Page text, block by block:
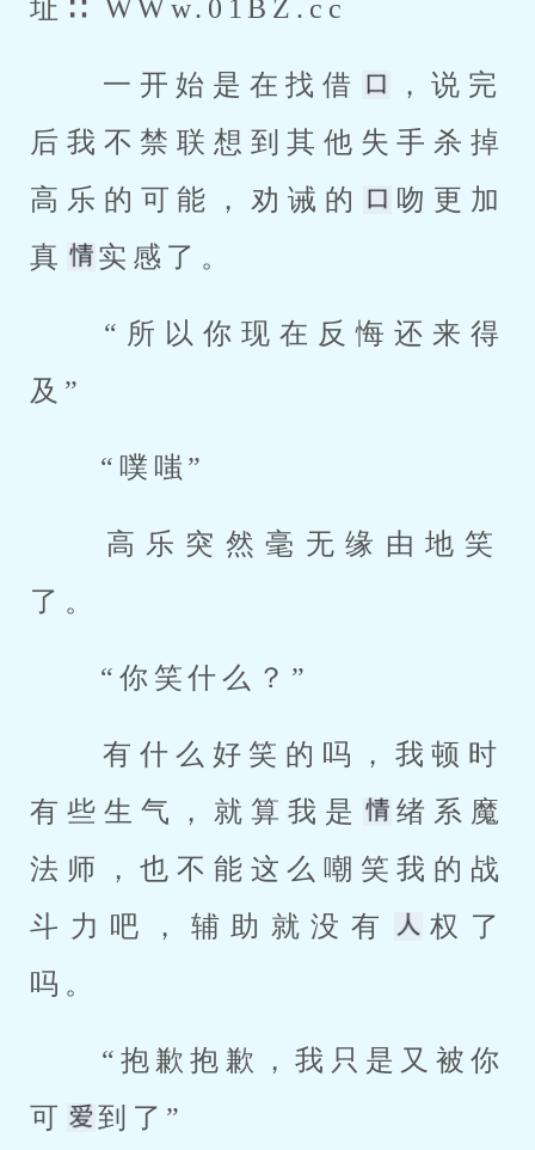
址∷ WWw.01BZ.cc
一开始是在找借
，说完
后我不禁联想到其他失手杀掉
高乐的可能，劝诫的
吻更加
真
实感了。
及”
“噗嗤”
了。
“你笑什么？”
有些生气，就算我是
绪系魔
法师，也不能这么嘲笑我的战
斗力吧，辅助就没有
权了
吗。
可
到了”